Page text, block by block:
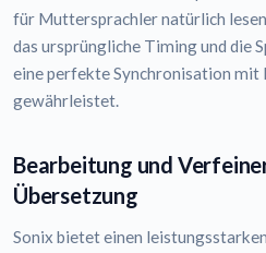
für Muttersprachler natürlich
das ursprüngliche Timing und die
eine perfekte Synchronisation mit
gewährleistet.
Bearbeitung und
Übersetzung
Sonix bietet einen